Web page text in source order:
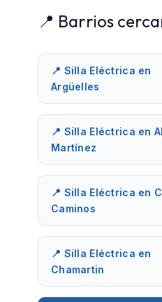
📍 Barrios
📍 Silla Eléctrica en
Argüelles
📍 Silla Eléctrica en
Martínez
📍 Silla Eléctrica en
Caminos
📍 Silla Eléctrica en
Chamartin